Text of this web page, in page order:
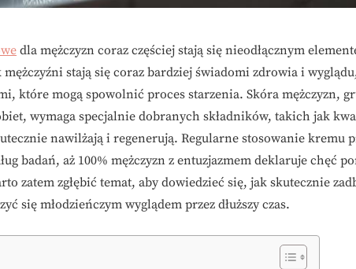
dla mężczyzn coraz częściej stają się nieodłącznym
stają się coraz bardziej świadomi zdrowia i
które mogą spowolnić proces starzenia. Skóra mężczyzn,
wymaga specjalnie dobranych składników, takich jak
nawilżają i regenerują. Regularne stosowanie kremu
badań, aż 100% mężczyzn z entuzjazmem deklaruje chęć
zatem zgłębić temat, aby dowiedzieć się, jak skutecznie
się młodzieńczym wyglądem przez dłuższy czas.